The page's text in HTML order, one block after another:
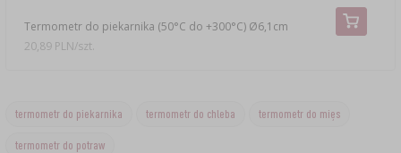
Termometr do piekarnika (50°C do +300°C) Ø6,1cm
20,89 PLN/szt.
termometr do piekarnika termometr do chleba termometr do mięs
termometr do potraw